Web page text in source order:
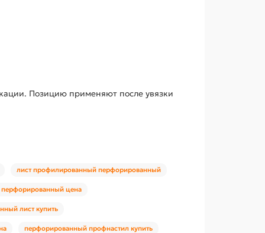
Позицию применяют после увязки
лист профилированный перфорированный
цена
лист купить
перфорированный профнастил купить